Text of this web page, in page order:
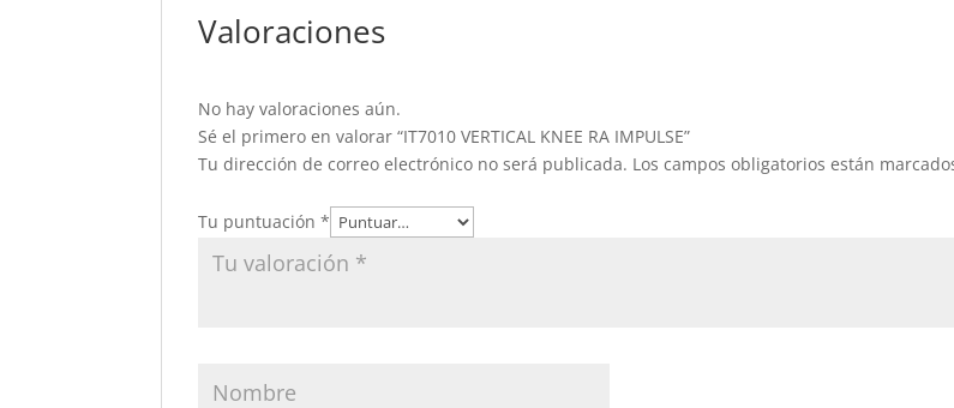
Valoraciones
No hay valoraciones aún.
Sé el primero en valorar “IT7010 VERTICAL KNEE RA IMPULSE”
Tu dirección de correo electrónico no será publicada. Los campos obligatorios están
Tu puntuación*